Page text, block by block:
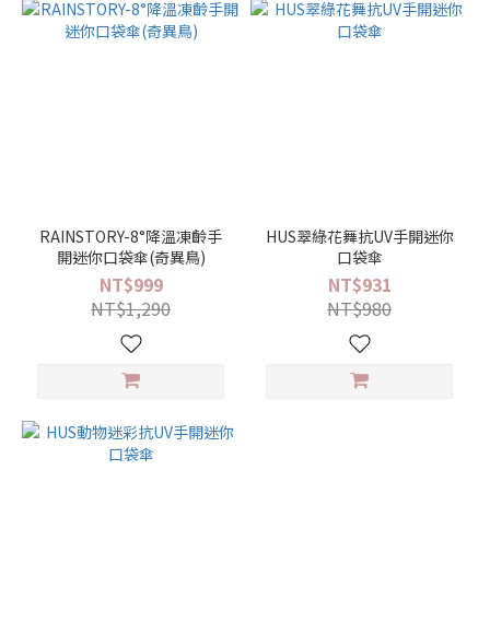
RAINSTORY-8°降溫凍齡手
開迷你口袋傘(奇異鳥)
NT$999
NT$1,290
HUS翠綠花舞抗UV手開迷你
口袋傘
NT$931
NT$980